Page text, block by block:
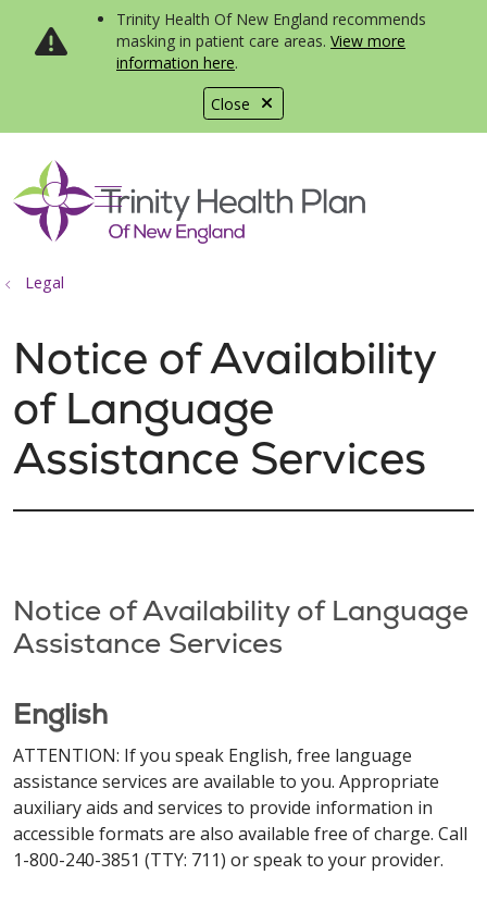
Close
Trinity Health Of New England recommends
masking in patient care areas. View more
information here.
search
show off canvas menu
Legal
Notice of Availability
of Language
Assistance Services
Notice of Availability of Language
Assistance Services
English
ATTENTION: If you speak English, free language
assistance services are available to you. Appropriate
auxiliary aids and services to provide information in
accessible formats are also available free of charge. Call
1-800-240-3851 (TTY: 711) or speak to your provider.